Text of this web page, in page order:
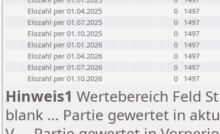
Elozahl per 01.04.2025
0
1497
Elozahl per 01.07.2025
0
1497
Elozahl per 01.10.2025
0
1497
Elozahl per 01.01.2026
0
1497
Elozahl per 01.04.2026
0
1497
Elozahl per 01.07.2026
0
1497
Elozahl per 01.10.2026
0 1497
Hinweis1 Wertebereich Feld
blank ... Partie gewertet in